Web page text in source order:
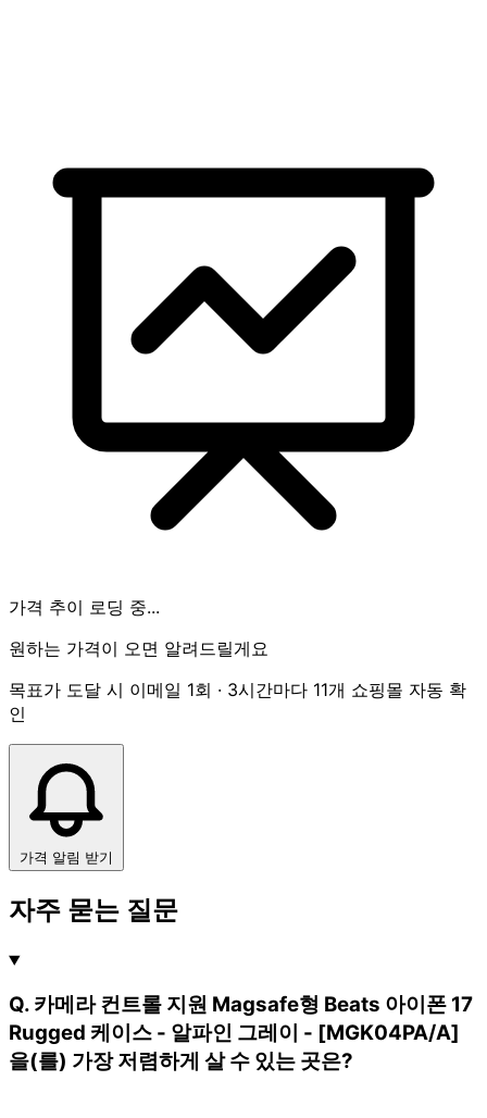
가격 추이 로딩 중...
원하는 가격이 오면 알려드릴게요
목표가 도달 시 이메일 1회 · 3시간마다 11개 쇼핑몰 자동 확
인
가격 알림 받기
자주 묻는 질문
Q. 카메라 컨트롤 지원 Magsafe형 Beats 아이폰 17
Rugged 케이스 - 알파인 그레이 - [MGK04PA/A]
을(를) 가장 저렴하게 살 수 있는 곳은?